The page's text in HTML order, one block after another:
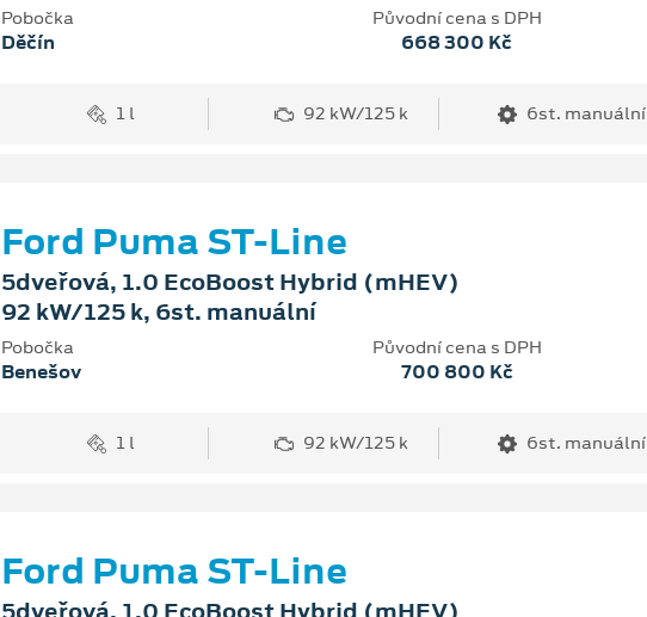
Pobočka
Děčín
Původní cena s DPH
668 300 Kč
1 l 92 kW/125 k 6st. manuální
Ford Puma ST-Line
5dveřová, 1.0 EcoBoost Hybrid (mHEV)
92 kW/125 k, 6st. manuální
Pobočka
Benešov
Původní cena s DPH
700 800 Kč
1 l 92 kW/125 k 6st. manuální
Ford Puma ST-Line